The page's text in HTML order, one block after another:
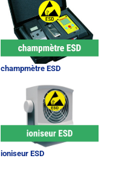
champmètre ESD
ioniseur ESD